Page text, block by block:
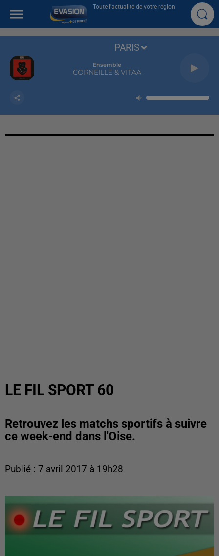
Toute l'actualité de votre région
Ensemble
CORNEILLE & VITAA
PARIS
LE FIL SPORT 60
Retrouvez les matchs sportifs à suivre
ce week-end dans l'Oise.
Publié : 7 avril 2017 à 19h28